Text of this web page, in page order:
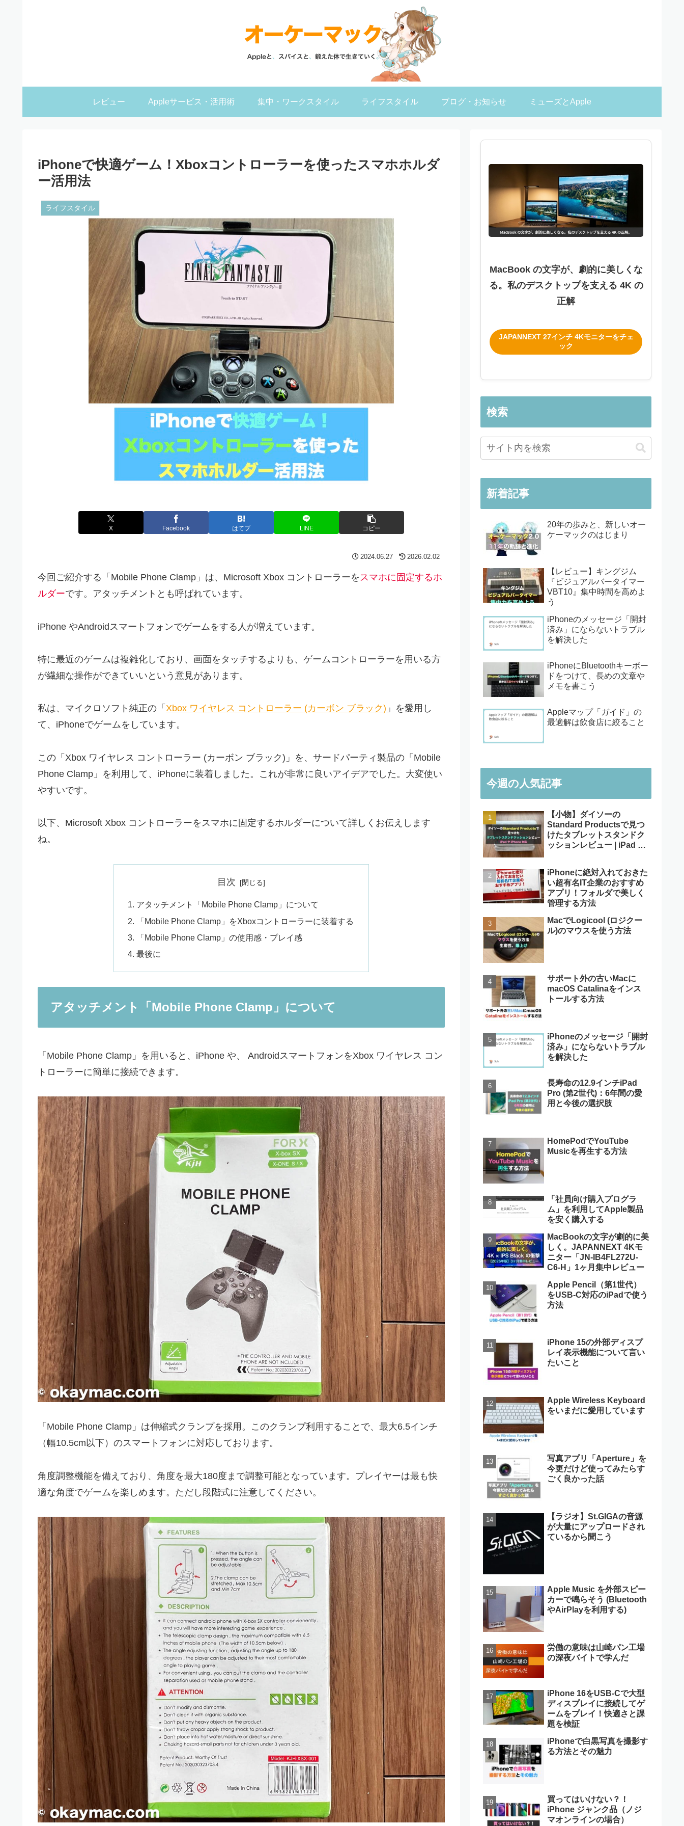
レビュー Appleサービス・活用術 集中・ワークスタイル ライフスタイル ブログ・お知らせ ミューズとApple
iPhoneで快適ゲーム！Xboxコントローラーを使ったスマホホルダ
ー活用法
ライフスタイル
X Facebook はてブ LINE コピー
2024.06.27 2026.02.02
今回ご紹介する「Mobile Phone Clamp」は、Microsoft Xbox コントローラーをスマホに固定するホ
ルダーです。アタッチメントとも呼ばれています。
iPhone やAndroidスマートフォンでゲームをする人が増えています。
特に最近のゲームは複雑化しており、画面をタッチするよりも、ゲームコントローラーを用いる方
が繊細な操作ができていいという意見があります。
私は、マイクロソフト純正の「 Xbox ワイヤレス コントローラー (カーボン ブラック) 」を愛用し
て、iPhoneでゲームをしています。
この「Xbox ワイヤレス コントローラー (カーボン ブラック)」を、サードパーティ製品の「Mobile
Phone Clamp」を利用して、iPhoneに装着しました。これが非常に良いアイデアでした。大変使い
やすいです。
以下、Microsoft Xbox コントローラーをスマホに固定するホルダーについて詳しくお伝えします
ね。
目次
アタッチメント「Mobile Phone Clamp」について
「Mobile Phone Clamp」をXboxコントローラーに装着する
「Mobile Phone Clamp」の使用感・プレイ感
最後に
アタッチメント「Mobile Phone Clamp」について
「Mobile Phone Clamp」を用いると、iPhone や、 AndroidスマートフォンをXbox ワイヤレス コン
トローラーに簡単に接続できます。
「Mobile Phone Clamp」は伸縮式クランプを採用。このクランプ利用することで、最大6.5インチ
（幅10.5cm以下）のスマートフォンに対応しております。
角度調整機能を備えており、角度を最大180度まで調整可能となっています。プレイヤーは最も快
適な角度でゲームを楽しめます。ただし段階式に注意してください。
MacBook の文字が、劇的に美しくな
る。私のデスクトップを支える 4K の
正解
JAPANNEXT 27インチ 4Kモニターをチェ
ック
検索
新着記事
20年の歩みと、新しいオー
ケーマックのはじまり
【レビュー】キングジム
『ビジュアルバータイマー
VBT10』集中時間を高めよ
う
iPhoneのメッセージ「開封
済み」にならないトラブル
を解決した
iPhoneにBluetoothキーボー
ドをつけて、長めの文章や
メモを書こう
Appleマップ「ガイド」の
最適解は飲食店に絞ること
今週の人気記事
【小物】ダイソーの
Standard Productsで見つ
けたタブレットスタンドク
ッションレビュー | iPad や
iPhoneに絶対入れておきた
い超有名IT企業のおすすめ
アプリ！フォルダで美しく
管理する方法
MacでLogicool (ロジクー
ル)のマウスを使う方法
サポート外の古いMacに
macOS Catalinaをインス
トールする方法
iPhoneのメッセージ「開封
済み」にならないトラブル
を解決した
長寿命の12.9インチiPad
Pro (第2世代)：6年間の愛
用と今後の選択肢
HomePodでYouTube
Musicを再生する方法
「社員向け購入プログラ
ム」を利用してApple製品
を安く購入する
MacBookの文字が劇的に美
しく。JAPANNEXT 4Kモ
ニター「JN-IB4FL272U-
C6-H」1ヶ月集中レビュー
Apple Pencil（第1世代）
をUSB-C対応のiPadで使う
方法
iPhone 15の外部ディスプ
レイ表示機能について言い
たいこと
Apple Wireless Keyboard
をいまだに愛用しています
写真アプリ「Aperture」を
今更だけど使ってみたらす
ごく良かった話
【ラジオ】St.GIGAの音源
が大量にアップロードされ
ているから聞こう
Apple Music を外部スピー
カーで鳴らそう (Bluetooth
やAirPlayを利用する)
労働の意味は山崎パン工場
の深夜バイトで学んだ
iPhone 16をUSB-Cで大型
ディスプレイに接続してゲ
ームをプレイ！快適さと課
題を検証
iPhoneで白黒写真を撮影す
る方法とその魅力
買ってはいけない？！
iPhone ジャンク品（ノジ
マオンラインの場合）